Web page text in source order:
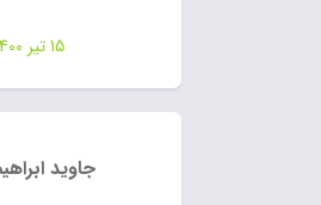
15 تیر 1400
جاوید